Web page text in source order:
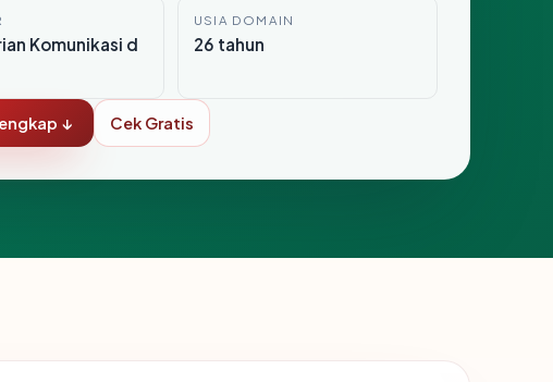
Komunikasi d
USIA DOMAIN
26 tahun
↓ Cek Gratis